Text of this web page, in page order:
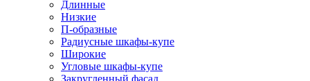
Длинные
Низкие
П-образные
Радиусные шкафы-купе
Широкие
Угловые шкафы-купе
Закругленный фасад